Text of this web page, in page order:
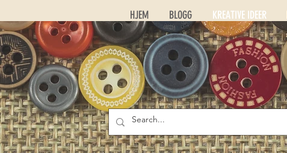
HJEM BLOGG KREATIVE IDEER